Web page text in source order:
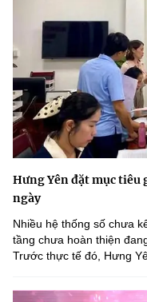
Hưng Yên đặt mục tiêu
ngày
Nhiều hệ thống số chưa
tầng chưa hoàn thiện
Trước thực tế đó, Hưng